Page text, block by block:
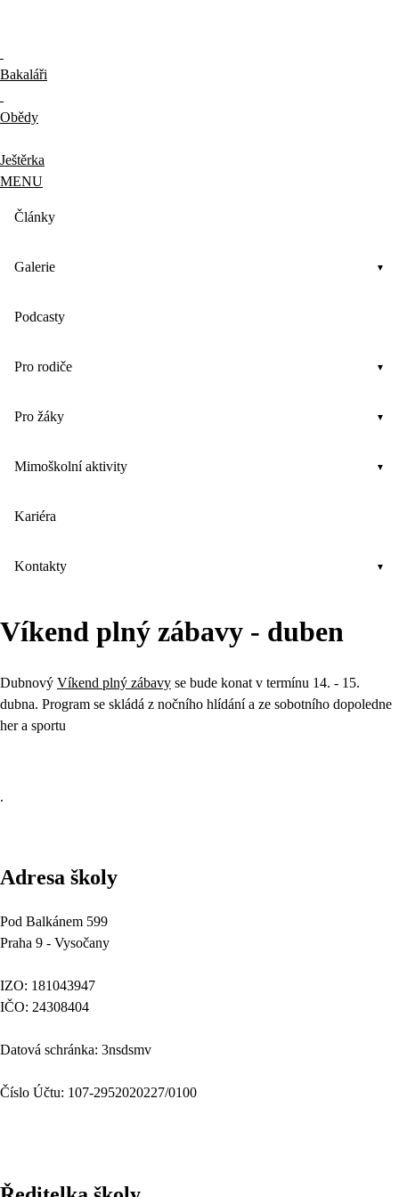
Bakaláři
Obědy
Ještěrka
MENU
Články
Galerie
Podcasty
Pro rodiče
Pro žáky
Mimoškolní aktivity
Kariéra
Kontakty
Víkend plný zábavy - duben
Dubnový Víkend plný zábavy se bude konat v termínu 14. - 15.
dubna. Program se skládá z nočního hlídání a ze sobotního dopoledne
her a sportu
.
Adresa školy
Pod Balkánem 599
Praha 9 - Vysočany
IZO: 181043947
IČO: 24308404
Datová schránka: 3nsdsmv
Číslo Účtu: 107-2952020227/0100